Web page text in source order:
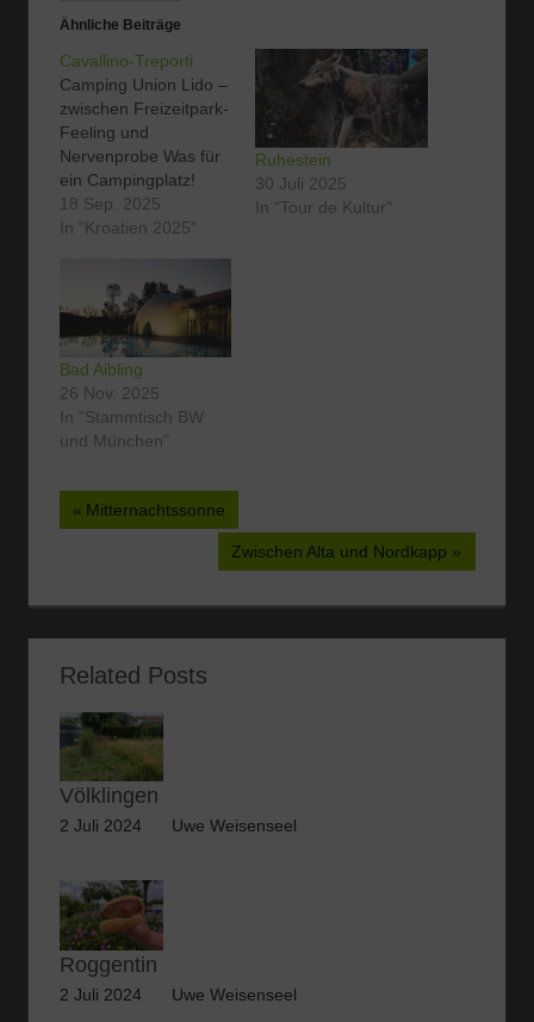
Ähnliche Beiträge
Cavallino-Treporti
Camping Union Lido –
zwischen Freizeitpark-
Feeling und
Nervenprobe Was für
ein Campingplatz!
Schon ab 6:30 Uhr
herrscht reges Treiben
kreischende Kinder,
noch lautere
Helikopter-Eltern. Der
Trubel zieht sich bis
spät in den Abend,
gegen 23 Uhr kehrt
endlich Ruhe ein. Für
das…
18 Sep. 2025
In "Kroatien 2025"
Ruhestein
30 Juli 2025
In "Tour de Kultur"
Bad Aibling
26 Nov. 2025
In "Stammtisch BW
und München"
Beitragsnavigation
Vorheriger
Mitternachtssonne
Nächster
Zwischen Alta und Nordkapp
Related Posts
Völklingen
2 Juli 2024 Uwe Weisenseel
Roggentin
2 Juli 2024 Uwe Weisenseel